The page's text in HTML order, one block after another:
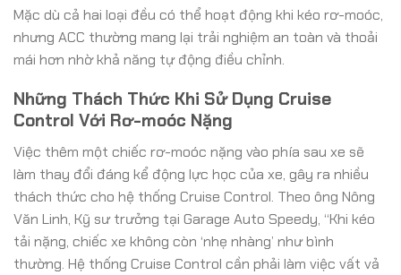
Mặc dù cả hai loại đều có thể hoạt động khi kéo rơ-moóc,
nhưng ACC thường mang lại trải nghiệm an toàn và thoải
mái hơn nhờ khả năng tự động điều chỉnh.
Những Thách Thức Khi Sử Dụng Cruise
Control Với Rơ-moóc Nặng
Việc thêm một chiếc rơ-moóc nặng vào phía sau xe sẽ
làm thay đổi đáng kể động lực học của xe, gây ra nhiều
thách thức cho hệ thống Cruise Control. Theo ông Nông
Văn Linh, Kỹ sư trưởng tại Garage Auto Speedy, “Khi kéo
tải nặng, chiếc xe không còn ‘nhẹ nhàng’ như bình
thường. Hệ thống Cruise Control cần phải làm việc vất vả